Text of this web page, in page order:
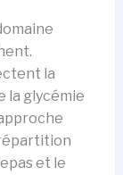
la
la glycémie
et le